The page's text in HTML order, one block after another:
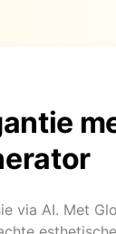
via AI. Met